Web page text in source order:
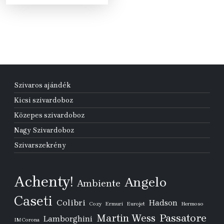
Szivaros ajándék
Kicsi szivardoboz
Közepes szivardoboz
Nagy Szivardoboz
Szivarszekrény
Achenty! Ambiente Angelo
Caseti Colibri Cozy Ermuri Eurojet Hadson Hermoso
IM Corona Lamborghini Martin Wess Passatore